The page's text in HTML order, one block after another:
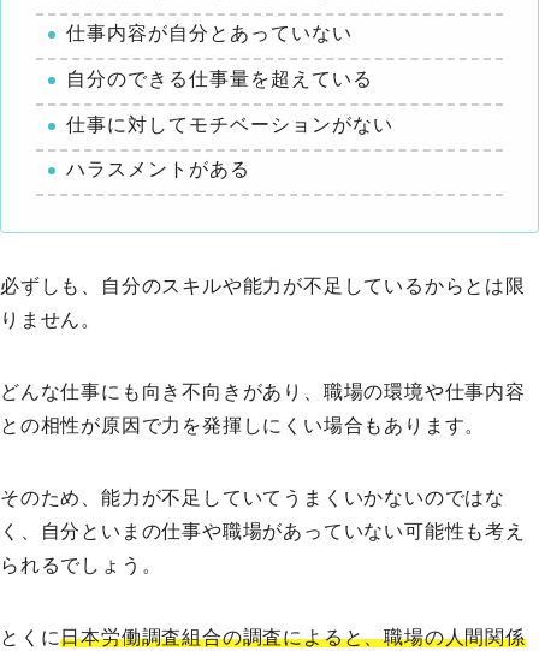
仕事内容が自分とあっていない
自分のできる仕事量を超えている
仕事に対してモチベーションがない
ハラスメントがある
必ずしも、自分のスキルや能力が不足しているからとは限
りません。
どんな仕事にも向き不向きがあり、職場の環境や仕事内容
との相性が原因で力を発揮しにくい場合もあります。
そのため、能力が不足していてうまくいかないのではな
く、自分といまの仕事や職場があっていない可能性も考え
られるでしょう。
とくに日本労働調査組合の調査によると、職場の人間関係